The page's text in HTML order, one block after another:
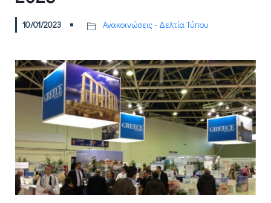
10/01/2023 Ανακοινώσεις - Δελτία Τύπου